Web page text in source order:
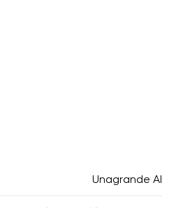
Unagrande AI